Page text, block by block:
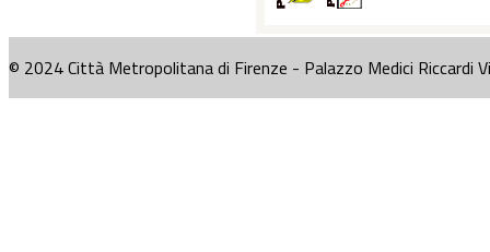
© 2024 Città Metropolitana di Firenze - Palazzo Medici Riccardi